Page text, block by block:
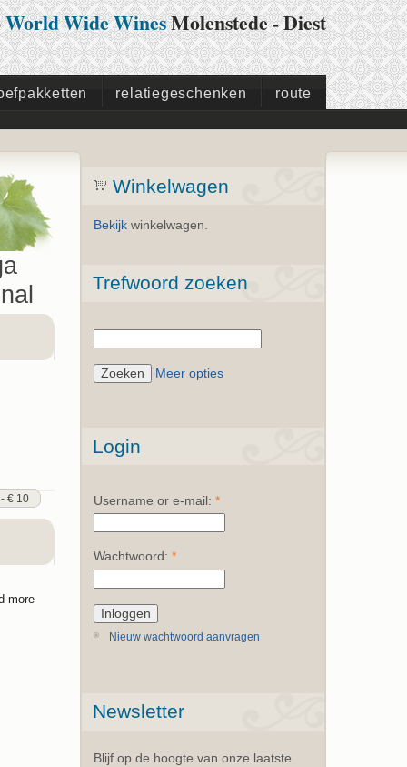
World Wide WinesMolenstede - Diest
relatiegeschenken route
€ 10
more
Winkelwagen
Bekijk winkelwagen.
Trefwoord zoeken
Meer opties
Login
Username or e-mail:*
Wachtwoord:*
Nieuw wachtwoord aanvragen
Newsletter
Blijf op de hoogte van onze laatste